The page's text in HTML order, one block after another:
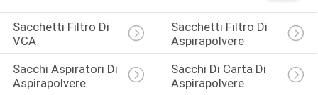
Sacchetti Filtro Di
VCA
Sacchetti Filtro Di
Aspirapolvere
Sacchi Aspiratori Di
Aspirapolvere
Sacchi Di Carta Di
Aspirapolvere